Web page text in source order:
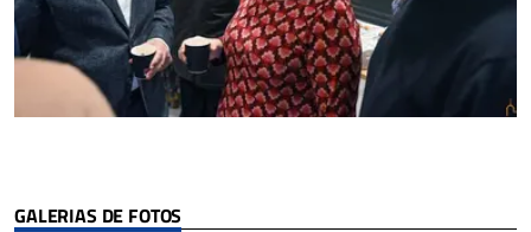
GALERIAS DE FOTOS